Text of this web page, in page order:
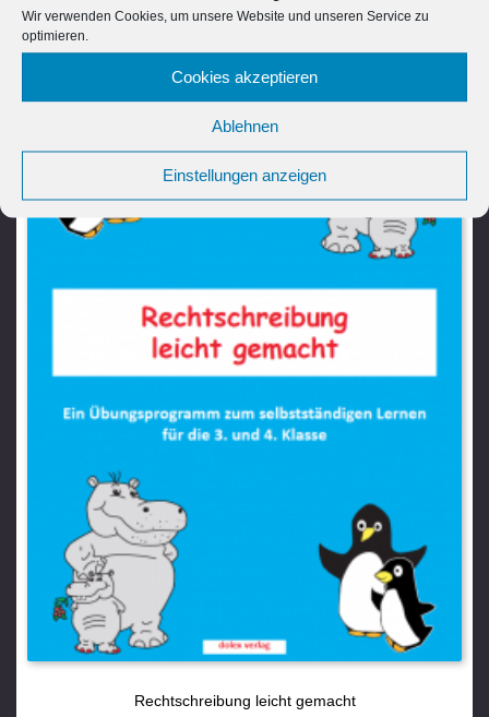
Wir verwenden Cookies, um unsere Website und unseren Service zu
optimieren.
Cookies akzeptieren
Ablehnen
Einstellungen anzeigen
INFO KAUFEN
Rechtschreibung leicht gemacht